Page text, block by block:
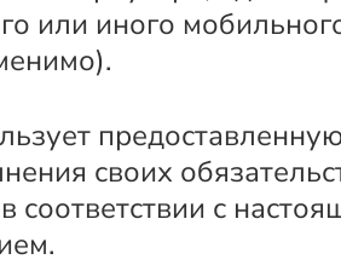
или иного
своих
соответствии с